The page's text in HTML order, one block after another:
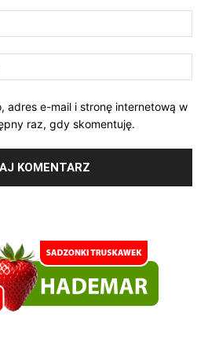
adres e-mail i stronę internetową w
raz, gdy skomentuję.